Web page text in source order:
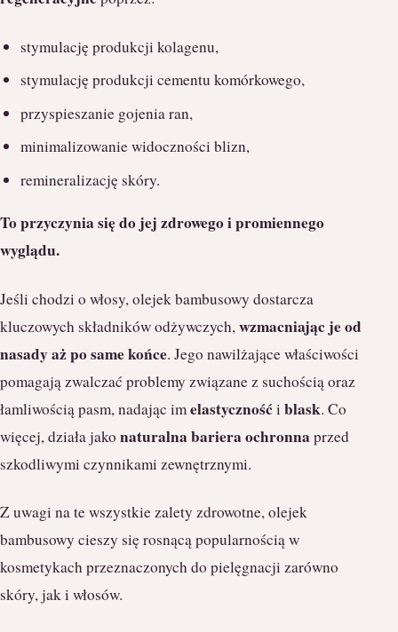
stymulację produkcji kolagenu,
stymulację produkcji cementu komórkowego,
przyspieszanie gojenia ran,
minimalizowanie widoczności blizn,
remineralizację skóry.
To przyczynia się do jej zdrowego i promiennego
wyglądu.
Jeśli chodzi o włosy, olejek bambusowy dostarcza
kluczowych składników odżywczych, wzmacniając je od
nasady aż po same końce. Jego nawilżające właściwości
pomagają zwalczać problemy związane z suchością oraz
łamliwością pasm, nadając imelastycznośći blask. Co
więcej, działa jako naturalna bariera ochronna przed
szkodliwymi czynnikami zewnętrznymi.
Z uwagi na te wszystkie zalety zdrowotne, olejek
bambusowy cieszy się rosnącą popularnością w
kosmetykach przeznaczonych do pielęgnacji zarówno
skóry, jak i włosów.